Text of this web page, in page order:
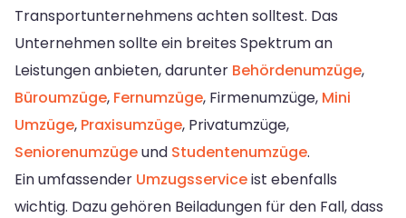
Transportunternehmens achten solltest. Das
Unternehmen sollte ein breites Spektrum an
Leistungen anbieten, darunter Behördenumzüge,
Büroumzüge, Fernumzüge, Firmenumzüge, Mini
Umzüge, Praxisumzüge, Privatumzüge,
Seniorenumzügeund Studentenumzüge.
Ein umfassender Umzugsserviceist ebenfalls
wichtig. Dazu gehören Beiladungen für den Fall, dass